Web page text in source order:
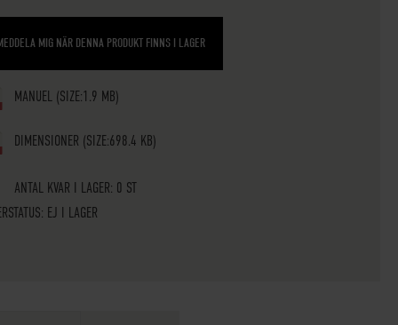
MIG NÄR DENNA PRODUKT FINNS I LAGER
MANUEL (SIZE:1.9 MB)
DIMENSIONER (SIZE:698.4 KB)
EJ I LAGER
ANTAL KVAR I LAGER: 0 ST